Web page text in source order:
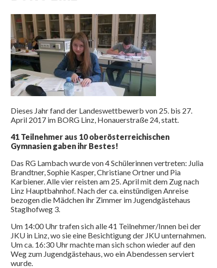
Dieses Jahr fand der Landeswettbewerb von 25. bis 27.
April 2017 im BORG Linz, Honauerstraße 24, statt.
41 Teilnehmer aus 10 oberösterreichischen
Gymnasien gaben ihr Bestes!
Das RG Lambach wurde von 4 Schülerinnen vertreten: Julia
Brandtner, Sophie Kasper, Christiane Ortner und Pia
Karbiener. Alle vier reisten am 25. April mit dem Zug nach
Linz Hauptbahnhof. Nach der ca. einstündigen Anreise
bezogen die Mädchen ihr Zimmer im Jugendgästehaus
Staglhofweg 3.
Um 14:00 Uhr trafen sich alle 41 Teilnehmer/Innen bei der
JKU in Linz, wo sie eine Besichtigung der JKU unternahmen.
Um ca. 16:30 Uhr machte man sich schon wieder auf den
Weg zum Jugendgästehaus, wo ein Abendessen serviert
wurde.